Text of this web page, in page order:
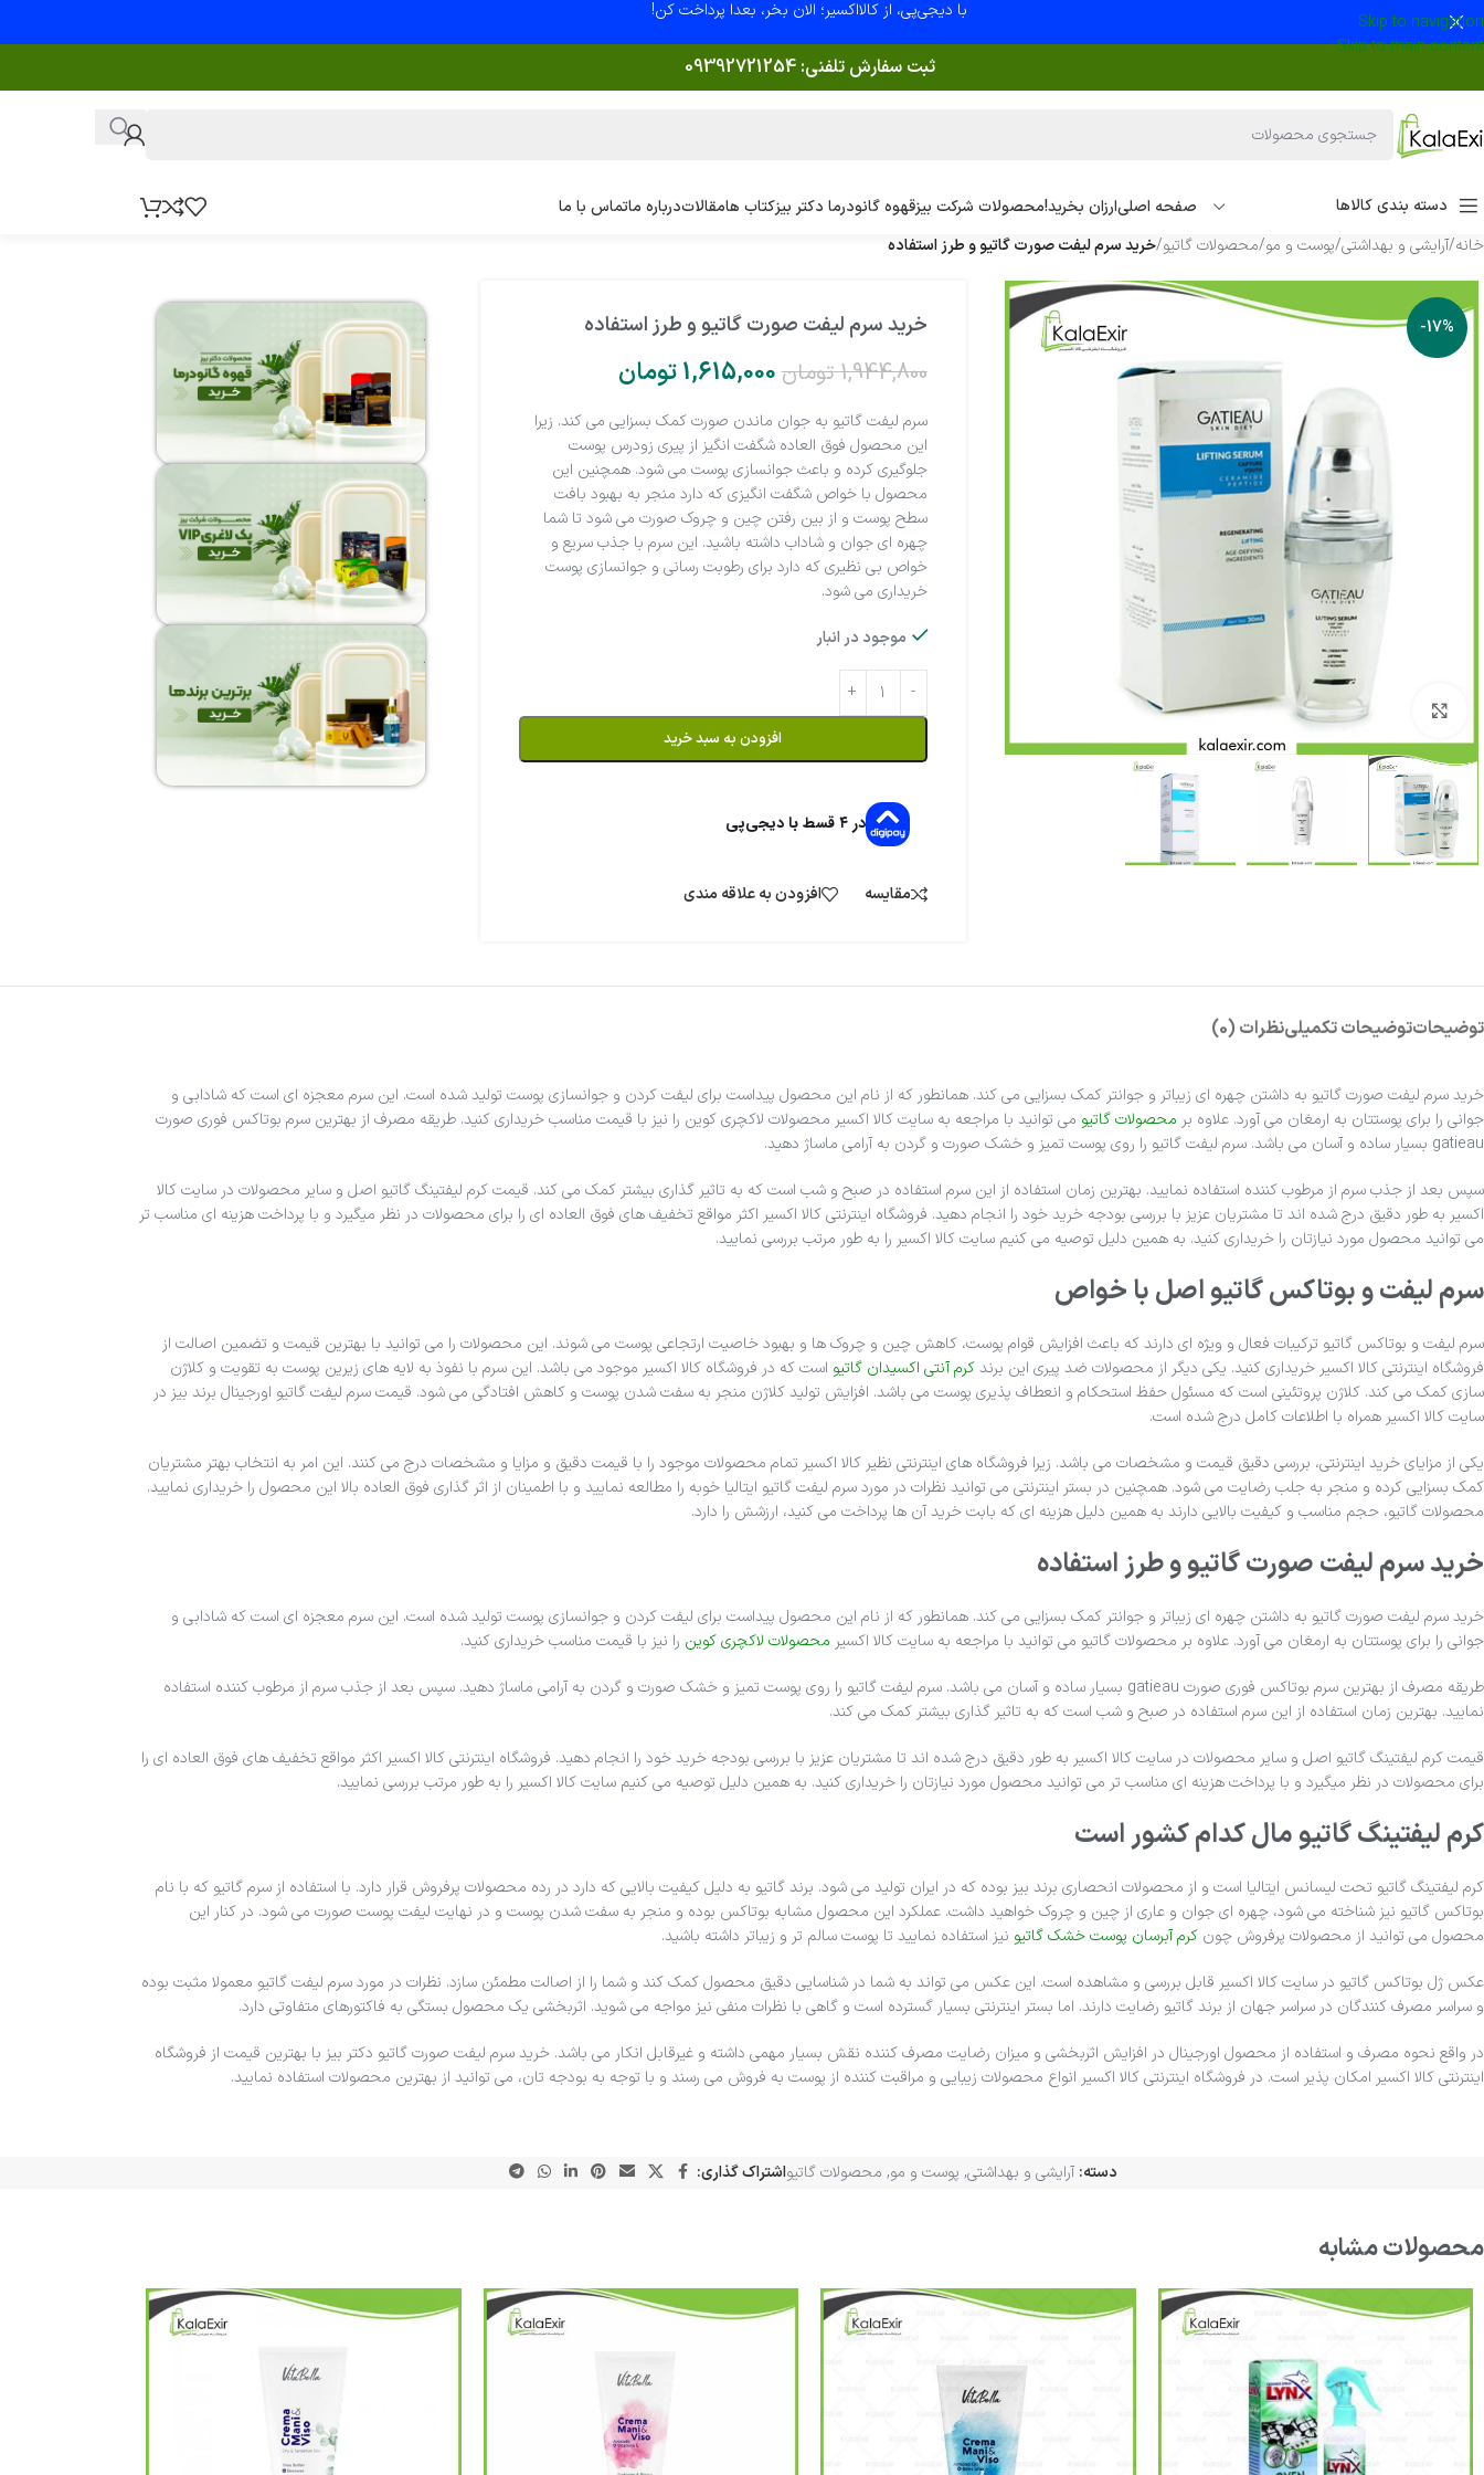
Skip to navigation
Skip to main content
با دیجی‌پی، از کالااکسیر؛ الان بخر، بعدا پرداخت کن!
ثبت سفارش تلفنی:09392721254
دسته بندی کالاها صفحه اصلیارزان بخرید!محصولات شرکت بیزقهوه گانودرما دکتر بیزکتاب هامقالاتدرباره ماتماس با ما
خانه/آرایشی و بهداشتی/پوست و مو/محصولات گاتیو/خرید سرم لیفت صورت گاتیو و طرز استفاده
-17%
بزرگنمایی تصویر
خرید سرم لیفت صورت گاتیو و طرز استفاده
1,944,800 تومان1,615,000تومان
سرم لیفت گاتیو به جوان ماندن صورت کمک بسزایی می کند. زیرا
این محصول فوق العاده شگفت انگیز از پیری زودرس پوست
جلوگیری کرده و باعث جوانسازی پوست می شود. همچنین این
محصول با خواص شگفت انگیزی که دارد منجر به بهبود بافت
سطح پوست و از بین رفتن چین و چروک صورت می شود تا شما
چهره ای جوان و شاداب داشته باشید. این سرم با جذب سریع و
خواص بی نظیری که دارد برای رطوبت رسانی و جوانسازی پوست
خریداری می شود.
موجود در انبار
افزودن به سبد خرید
در ۴ قسط با دیجی‌پی
مقایسه افزودن به علاقه مندی
توضیحاتتوضیحات تکمیلینظرات (0)
خرید سرم لیفت صورت گاتیو به داشتن چهره ای زیباتر و جوانتر کمک بسزایی می کند. همانطور که از نام این محصول پیداست برای لیفت کردن و جوانسازی پوست تولید شده است. این سرم معجزه ای است که شادابی و
جوانی را برای پوستتان به ارمغان می آورد. علاوه بر محصولات گاتیو می توانید با مراجعه به سایت کالا اکسیر محصولات لاکچری کوین را نیز با قیمت مناسب خریداری کنید. طریقه مصرف از بهترین سرم بوتاکس فوری صورت
gatieau بسیار ساده و آسان می باشد. سرم لیفت گاتیو را روی پوست تمیز و خشک صورت و گردن به آرامی ماساژ دهید.
سپس بعد از جذب سرم از مرطوب کننده استفاده نمایید. بهترین زمان استفاده از این سرم استفاده در صبح و شب است که به تاثیر گذاری بیشتر کمک می کند. قیمت کرم لیفتینگ گاتیو اصل و سایر محصولات در سایت کالا
اکسیر به طور دقیق درج شده اند تا مشتریان عزیز با بررسی بودجه خرید خود را انجام دهید. فروشگاه اینترنتی کالا اکسیر اکثر مواقع تخفیف های فوق العاده ای را برای محصولات در نظر میگیرد و با پرداخت هزینه ای مناسب تر
می توانید محصول مورد نیازتان را خریداری کنید. به همین دلیل توصیه می کنیم سایت کالا اکسیر را به طور مرتب بررسی نمایید.
سرم لیفت و بوتاکس گاتیو اصل با خواص
سرم لیفت و بوتاکس گاتیو ترکیبات فعال و ویژه ای دارند که باعث افزایش قوام پوست، کاهش چین و چروک ها و بهبود خاصیت ارتجاعی پوست می شوند. این محصولات را می توانید با بهترین قیمت و تضمین اصالت از
فروشگاه اینترنتی کالا اکسیر خریداری کنید. یکی دیگر از محصولات ضد پیری این برندکرم آنتی اکسیدان گاتیو است که در فروشگاه کالا اکسیر موجود می باشد. این سرم با نفوذ به لایه های زیرین پوست به تقویت و کلاژن
سازی کمک می کند. کلاژن پروتئینی است که مسئول حفظ استحکام و انعطاف پذیری پوست می باشد. افزایش تولید کلاژن منجر به سفت شدن پوست و کاهش افتادگی می شود. قیمت سرم لیفت گاتیو اورجینال برند بیز در
سایت کالا اکسیر همراه با اطلاعات کامل درج شده است.
یکی از مزایای خرید اینترنتی، بررسی دقیق قیمت و مشخصات می باشد. زیرا فروشگاه های اینترنتی نظیر کالا اکسیر تمام محصولات موجود را با قیمت دقیق و مزایا و مشخصات درج می کنند. این امر به انتخاب بهتر مشتریان
کمک بسزایی کرده و منجر به جلب رضایت می شود. همچنین در بستر اینترنتی می توانید نظرات در مورد سرم لیفت گاتیو ایتالیا خوبه را مطالعه نمایید و با اطمینان از اثر گذاری فوق العاده بالا این محصول را خریداری نمایید.
محصولات گاتیو، حجم مناسب و کیفیت بالایی دارند به همین دلیل هزینه ای که بابت خرید آن ها پرداخت می کنید، ارزشش را دارد.
خرید سرم لیفت صورت گاتیو و طرز استفاده
خرید سرم لیفت صورت گاتیو به داشتن چهره ای زیباتر و جوانتر کمک بسزایی می کند. همانطور که از نام این محصول پیداست برای لیفت کردن و جوانسازی پوست تولید شده است. این سرم معجزه ای است که شادابی و
جوانی را برای پوستتان به ارمغان می آورد. علاوه بر محصولات گاتیو می توانید با مراجعه به سایت کالا اکسیر محصولات لاکچری کوین را نیز با قیمت مناسب خریداری کنید.
طریقه مصرف از بهترین سرم بوتاکس فوری صورت gatieau بسیار ساده و آسان می باشد. سرم لیفت گاتیو را روی پوست تمیز و خشک صورت و گردن به آرامی ماساژ دهید. سپس بعد از جذب سرم از مرطوب کننده استفاده
نمایید. بهترین زمان استفاده از این سرم استفاده در صبح و شب است که به تاثیر گذاری بیشتر کمک می کند.
قیمت کرم لیفتینگ گاتیو اصل و سایر محصولات در سایت کالا اکسیر به طور دقیق درج شده اند تا مشتریان عزیز با بررسی بودجه خرید خود را انجام دهید. فروشگاه اینترنتی کالا اکسیر اکثر مواقع تخفیف های فوق العاده ای را
برای محصولات در نظر میگیرد و با پرداخت هزینه ای مناسب تر می توانید محصول مورد نیازتان را خریداری کنید. به همین دلیل توصیه می کنیم سایت کالا اکسیر را به طور مرتب بررسی نمایید.
کرم لیفتینگ گاتیو مال کدام کشور است
کرم لیفتینگ گاتیو تحت لیسانس ایتالیا است و از محصولات انحصاری برند بیز بوده که در ایران تولید می شود. برند گاتیو به دلیل کیفیت بالایی که دارد در رده محصولات پرفروش قرار دارد. با استفاده از سرم گاتیو که با نام
بوتاکس گاتیو نیز شناخته می شود، چهره ای جوان و عاری از چین و چروک خواهید داشت. عملکرد این محصول مشابه بوتاکس بوده و منجر به سفت شدن پوست و در نهایت لیفت پوست صورت می شود. در کنار این
محصول می توانید از محصولات پرفروش چون کرم آبرسان پوست خشک گاتیو نیز استفاده نمایید تا پوست سالم تر و زیباتر داشته باشید.
عکس ژل بوتاکس گاتیو در سایت کالا اکسیر قابل بررسی و مشاهده است. این عکس می تواند به شما در شناسایی دقیق محصول کمک کند و شما را از اصالت مطمئن سازد. نظرات در مورد سرم لیفت گاتیو معمولا مثبت بوده
و سراسر مصرف کنندگان در سراسر جهان از برند گاتیو رضایت دارند. اما بستر اینترنتی بسیار گسترده است و گاهی با نظرات منفی نیز مواجه می شوید. اثربخشی یک محصول بستگی به فاکتورهای متفاوتی دارد.
در واقع نحوه مصرف و استفاده از محصول اورجینال در افزایش اثربخشی و میزان رضایت مصرف کننده نقش بسیار مهمی داشته و غیرقابل انکار می باشد. خرید سرم لیفت صورت گاتیو دکتر بیز با بهترین قیمت از فروشگاه
اینترنتی کالا اکسیر امکان پذیر است. در فروشگاه اینترنتی کالا اکسیر انواع محصولات زیبایی و مراقبت کننده از پوست به فروش می رسند و با توجه به بودجه تان، می توانید از بهترین محصولات استفاده نمایید.
دسته: آرایشی و بهداشتی, پوست و مو, محصولات گاتیواشتراک گذاری:
محصولات مشابه